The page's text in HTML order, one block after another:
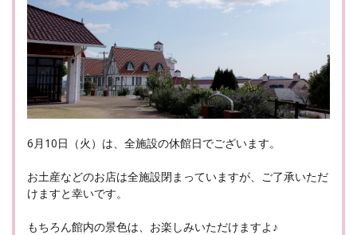
6月10日（火）は、全施設の休館日でございます。
お土産などのお店は全施設閉まっていますが、ご了承いただ
けますと幸いです。
もちろん館内の景色は、お楽しみいただけますよ♪